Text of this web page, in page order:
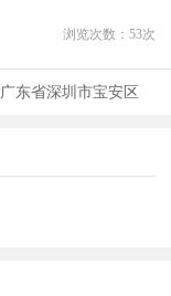
浏览次数： 53次
广东省深圳市宝安区